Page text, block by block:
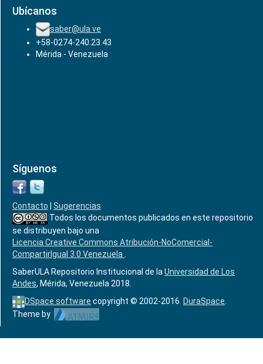
Ubícanos
saber@ula.ve
+58-0274-240.23.43
Mérida - Venezuela
Síguenos
Contacto
Sugerencias
Todos los documentos publicados en este repositorio
se distribuyen bajo una
Licencia Creative Commons Atribución-NoComercial-
CompartirIgual 3.0 Venezuela
SaberULA Repositorio Institucional de la Universidad de Los
Andes, Mérida, Venezuela 2018.
DSpace software copyright © 2002-2016 DuraSpace
Theme by